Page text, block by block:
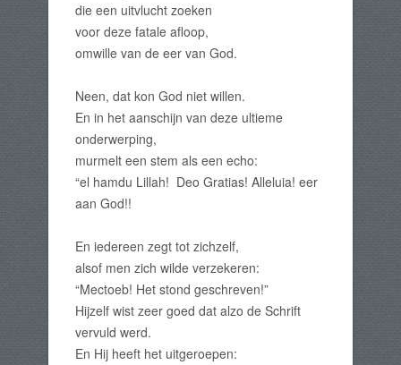
die een uitvlucht zoeken
voor deze fatale afloop,
omwille van de eer van God.
Neen, dat kon God niet willen.
En in het aanschijn van deze ultieme
onderwerping,
murmelt een stem als een echo:
“el hamdu Lillah! Deo Gratias! Alleluia! eer
aan God!!
En iedereen zegt tot zichzelf,
alsof men zich wilde verzekeren:
“Mectoeb! Het stond geschreven!”
Hijzelf wist zeer goed dat alzo de Schrift
vervuld werd.
En Hij heeft het uitgeroepen: